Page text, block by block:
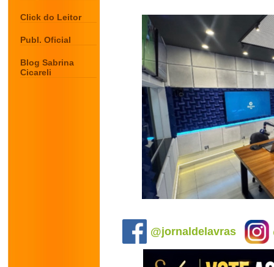
Click do Leitor
Publ. Oficial
Blog Sabrina
Cicareli
@jornaldelavras